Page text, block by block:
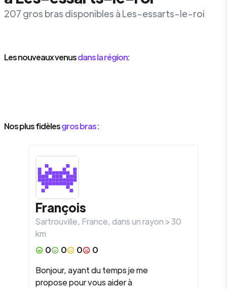
207 gros bras disponibles à Les-essarts-le-roi
Les nouveaux venusdans la région:
Nos plus fidèlesgros bras :
François
Sartrouville, France, dans un rayon >30
km
0
0 0
0
Bonjour, ayant du temps je me
propose pour vous aider à